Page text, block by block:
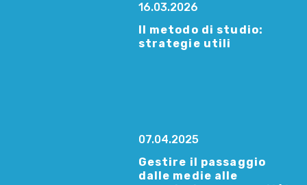
16.03.2026
Il metodo di studio:
strategie utili
07.04.2025
Gestire il passaggio
dalle medie alle